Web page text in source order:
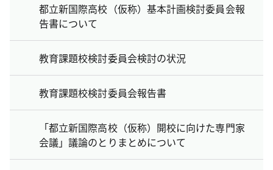
都立新国際高校（仮称）基本計画検討委員会報
告書について
教育課題校検討委員会検討の状況
教育課題校検討委員会報告書
「都立新国際高校（仮称）開校に向けた専門家
会議」議論のとりまとめについて